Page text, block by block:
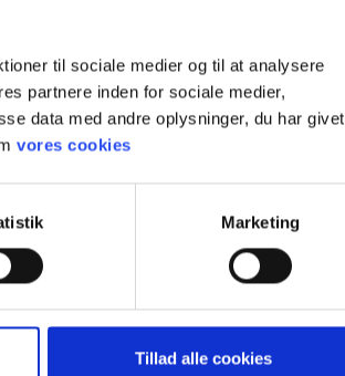
til sociale medier og til at analysere
partnere inden for sociale medier,
data med andre oplysninger, du har givet
vores cookies
Marketing
Tillad alle cookies